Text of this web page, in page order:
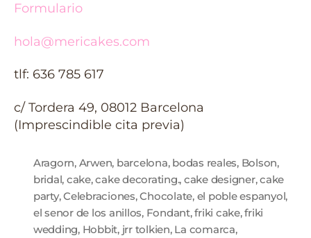
Formulario
hola@mericakes.com
tlf: 636 785 617
c/ Tordera 49, 08012 Barcelona
(Imprescindible cita previa)
Aragorn, Arwen, barcelona, bodas reales, Bolson,
bridal, cake,cake decorating., cake designer,cake
party,Celebraciones,Chocolate, el poble espanyol,
el senor de los anillos, Fondant,friki cake,friki
wedding, Hobbit, jrr tolkien, La comarca,